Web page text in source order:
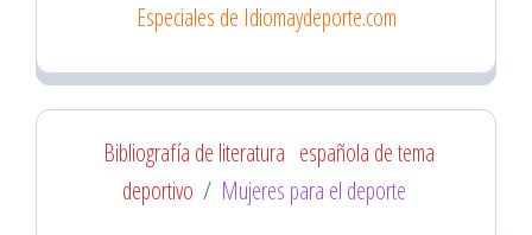
Especiales de Idiomaydeporte.com
Bibliografía de literatura española de tema
deportivo / Mujeres para el deporte